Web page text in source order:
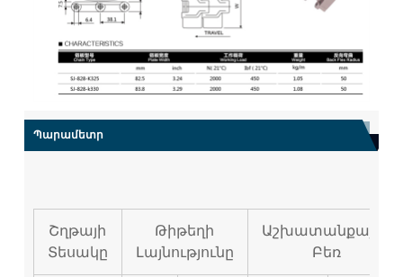
Պարամետր
Շղթայի
Տեսակը
Թիթեղի
Լայնությունը
Աշխատանքային
Բեռ